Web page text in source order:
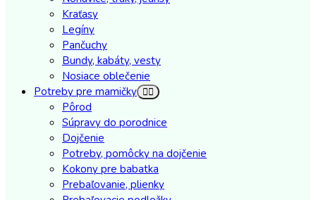
Kraťasy
Legíny
Pančuchy
Bundy, kabáty, vesty
Nosiace oblečenie
Potreby pre mamičky
Pôrod
Súpravy do porodnice
Dojčenie
Potreby, pomôcky na dojčenie
Kokony pre babatka
Prebaľovanie, plienky